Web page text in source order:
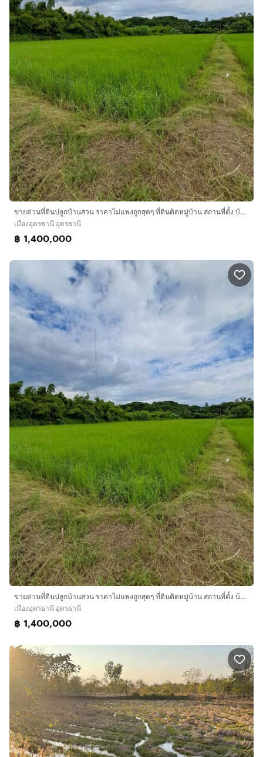
ขายด่วนที่ดินปลูกบ้านสวน ราคาไม่แพงถูกสุดๆ ที่ดินติดหมู่บ้าน สถานที่ตั้ง บ้านตาด ตำบล บ้านตาด อำเภอเมืองอุดรธานี แผ่นดินธรรมแผ่นดินทอง ใกล้วัดป่าบ้านตาด1กิโลเมตรใกล้สนามบิล6กิโล
เมืองอุดรธานี อุดรธานี
฿ 1,400,000
ขายด่วนที่ดินปลูกบ้านสวน ราคาไม่แพงถูกสุดๆ ที่ดินติดหมู่บ้าน สถานที่ตั้ง บ้านตาด ตำบล บ้านตาด อำเภอเมืองอุดรธานี แผ่นดินธรรมแผ่นดินทอง ใกล้วัดป่าบ้านตาด1กิโลเมตรใกล้สนามบิน6กิโล
เมืองอุดรธานี อุดรธานี
฿ 1,400,000